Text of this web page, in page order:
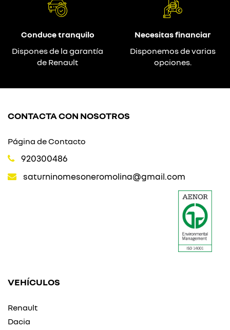
Conduce tranquilo
Dispones de la garantía
de Renault
Necesitas financiar
Disponemos de varias
opciones.
CONTACTA CON NOSOTROS
Página de Contacto
920300486
saturninomesoneromolina@gmail.com
VEHÍCULOS
Renault
Dacia